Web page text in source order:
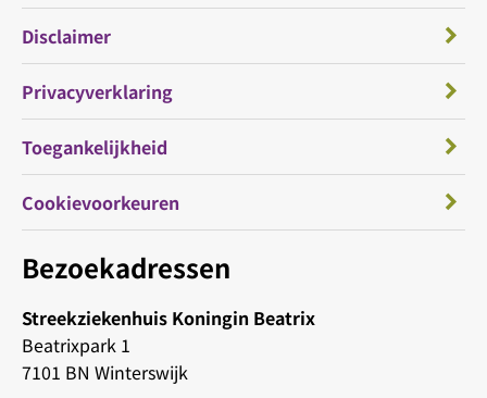
Bezoekadressen
Streekziekenhuis Koningin Beatrix
Beatrixpark 1
7101 BN Winterswijk
Disclaimer
Privacyverklaring
Toegankelijkheid
Cookievoorkeuren